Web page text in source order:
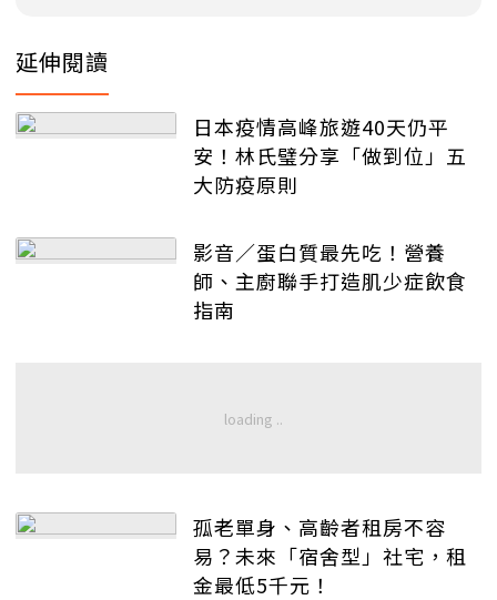
延伸閱讀
日本疫情高峰旅遊40天仍平
安！林氏璧分享「做到位」五
大防疫原則
影音／蛋白質最先吃！營養
師、主廚聯手打造肌少症飲食
指南
孤老單身、高齡者租房不容
易？未來「宿舍型」社宅，租
金最低5千元！